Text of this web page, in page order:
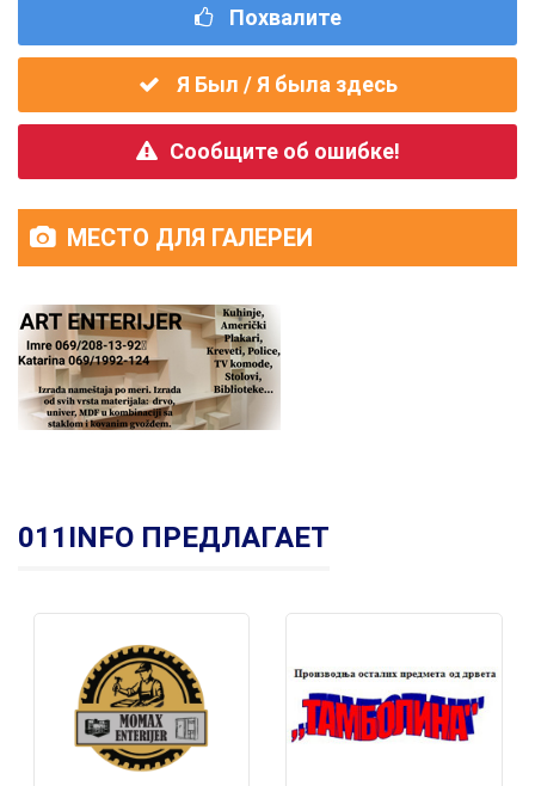
Похвалите
Я Был / Я была здесь
Сообщите об ошибке!
МЕСТО ДЛЯ ГАЛЕРЕИ
011INFO ПРЕДЛАГАЕТ